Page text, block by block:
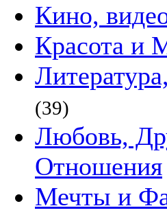
Кино,
Красота и
(39)
Любовь,
Отношения
Мечты и